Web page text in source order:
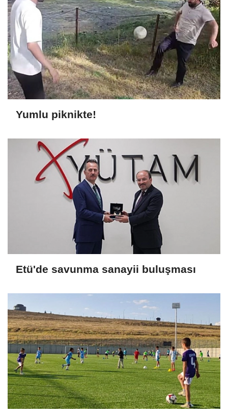
Yumlu piknikte!
Etü'de savunma sanayii buluşması